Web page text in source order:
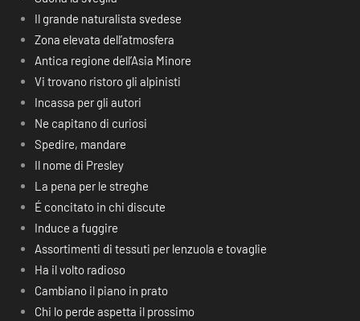
Il grande naturalista svedese
Zona elevata dell’atmosfera
Antica regione dell’Asia Minore
Vi trovano ristoro gli alpinisti
Incassa per gli autori
Ne capitano di curiosi
Spedire, mandare
Il nome di Presley
La pena per le streghe
É concitato in chi discute
Induce a fuggire
Assortimenti di tessuti per lenzuola e tovaglie
Ha il volto radioso
Cambiano il piano in prato
Chi lo perde aspetta il prossimo